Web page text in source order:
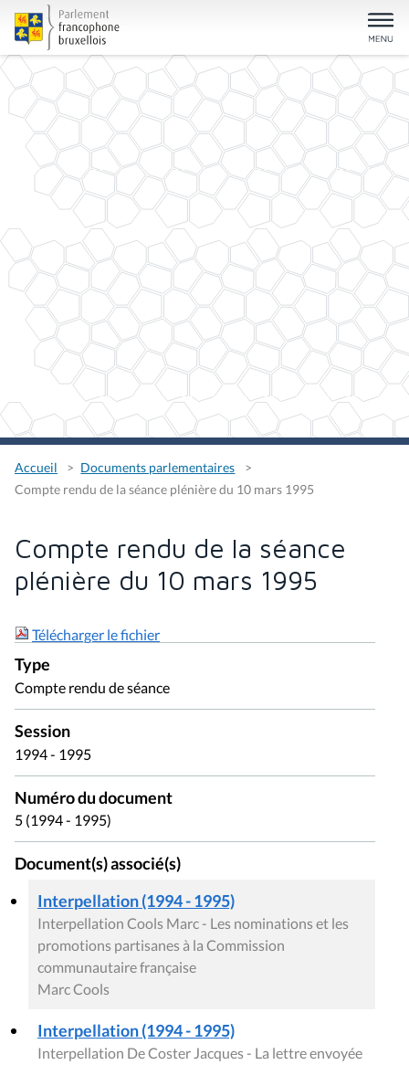
Accueil
Documents parlementaires
Compte rendu de la séance plénière du 10 mars 1995
Compte rendu de la séance
plénière du 10 mars 1995
Télécharger le fichier
Type
Compte rendu de séance
Session
1994 - 1995
Numéro du document
5 (1994 - 1995)
Document(s) associé(s)
Interpellation (1994 - 1995)
Interpellation Cools Marc - Les nominations et les
promotions partisanes à la Commission
communautaire française
Marc Cools
Interpellation (1994 - 1995)
Interpellation De Coster Jacques - La lettre envoyée